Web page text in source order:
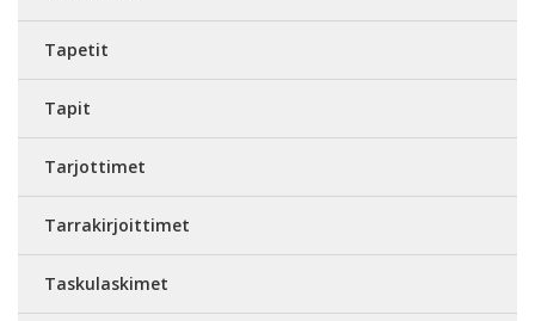
Tapetit
Tapit
Tarjottimet
Tarrakirjoittimet
Taskulaskimet